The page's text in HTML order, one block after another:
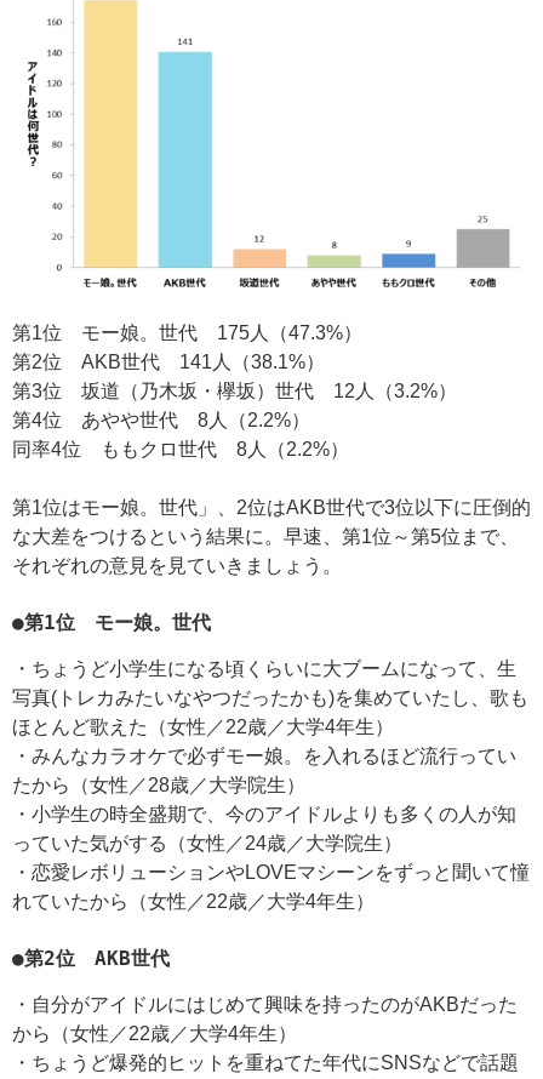
第1位 モー娘。世代 175人（47.3%）
第2位 AKB世代 141人（38.1%）
第3位 坂道（乃木坂・欅坂）世代 12人（3.2%）
第4位 あやや世代 8人（2.2%）
同率4位 ももクロ世代 8人（2.2%）
第1位はモー娘。世代」、2位はAKB世代で3位以下に圧倒的
な大差をつけるという結果に。早速、第1位～第5位まで、
それぞれの意見を見ていきましょう。
●第1位 モー娘。世代
・ちょうど小学生になる頃くらいに大ブームになって、生
写真(トレカみたいなやつだったかも)を集めていたし、歌も
ほとんど歌えた（女性／22歳／大学4年生）
・みんなカラオケで必ずモー娘。を入れるほど流行ってい
たから（女性／28歳／大学院生）
・小学生の時全盛期で、今のアイドルよりも多くの人が知
っていた気がする（女性／24歳／大学院生）
・恋愛レボリューションやLOVEマシーンをずっと聞いて憧
れていたから（女性／22歳／大学4年生）
●第2位 AKB世代
・自分がアイドルにはじめて興味を持ったのがAKBだった
から（女性／22歳／大学4年生）
・ちょうど爆発的ヒットを重ねてた年代にSNSなどで話題